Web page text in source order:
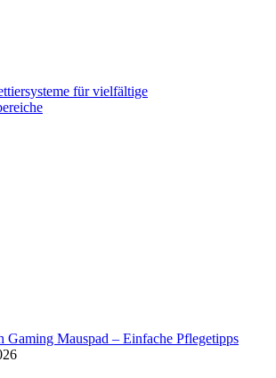
für vielfältige
Gaming Mauspad – Einfache Pflegetipps